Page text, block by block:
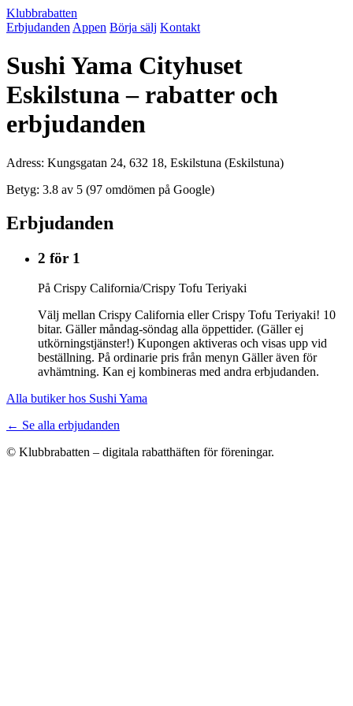
Klubbrabatten
Erbjudanden Appen Börja sälj Kontakt
Sushi Yama Cityhuset
Eskilstuna – rabatter och
erbjudanden
Adress: Kungsgatan 24, 632 18, Eskilstuna (Eskilstuna)
Betyg: 3.8 av 5 (97 omdömen på Google)
Erbjudanden
2 för 1
På Crispy California/Crispy Tofu Teriyaki
Välj mellan Crispy California eller Crispy Tofu Teriyaki! 10
bitar. Gäller måndag-söndag alla öppettider. (Gäller ej
utkörningstjänster!) Kupongen aktiveras och visas upp vid
beställning. På ordinarie pris från menyn Gäller även för
avhämtning. Kan ej kombineras med andra erbjudanden.
Alla butiker hos Sushi Yama
← Se alla erbjudanden
© Klubbrabatten – digitala rabatthäften för föreningar.